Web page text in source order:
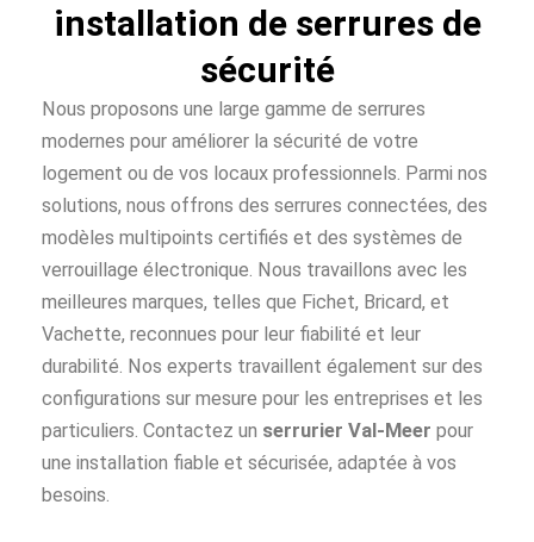
installation de serrures de
sécurité
Nous proposons une large gamme de serrures
modernes pour améliorer la sécurité de votre
logement ou de vos locaux professionnels. Parmi nos
solutions, nous offrons des serrures connectées, des
modèles multipoints certifiés et des systèmes de
verrouillage électronique. Nous travaillons avec les
meilleures marques, telles que Fichet, Bricard, et
Vachette, reconnues pour leur fiabilité et leur
durabilité. Nos experts travaillent également sur des
configurations sur mesure pour les entreprises et les
particuliers. Contactez un serrurier Val-Meer pour
une installation fiable et sécurisée, adaptée à vos
besoins.